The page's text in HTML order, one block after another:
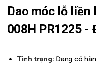
Dao móc lỗ liền
008H PR1225 -
Tình trạng: Đang có